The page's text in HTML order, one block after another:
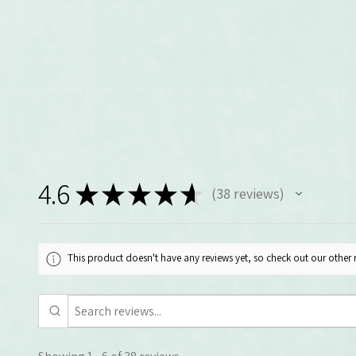
4.6 ★★★★★ 38 reviews
38
This product doesn't have any reviews yet, so check out our other